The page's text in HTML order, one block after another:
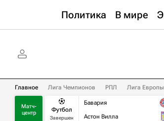
Политика В мире
Главное Лига Чемпионов РПЛ Лига Европы
Матч-
центр
Футбол
Завершен
Бавария
Астон Вилла